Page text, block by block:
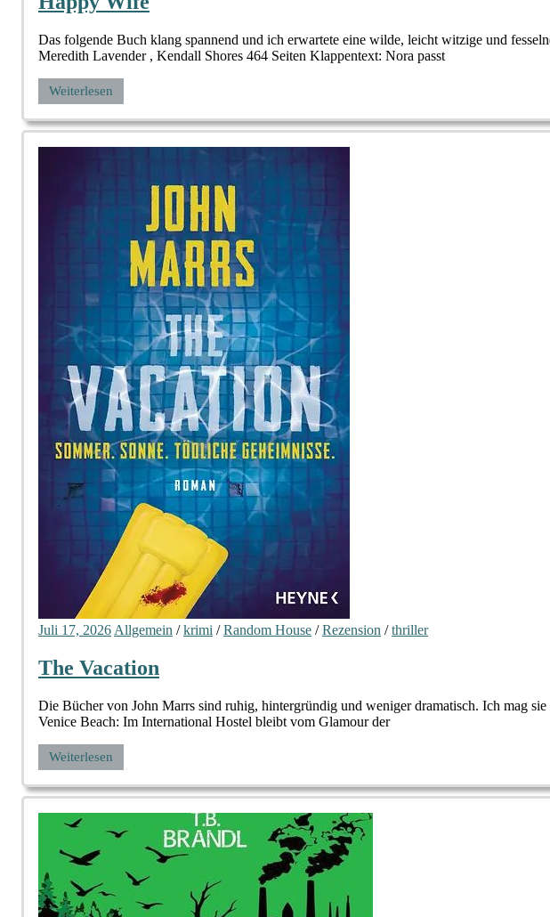
Das folgende Buch klang spannend und ich erwartete eine wilde, leicht witzige und
Meredith Lavender , Kendall Shores 464 Seiten Klappentext: Nora passt
Weiterlesen
Juli 17, 2026 Allgemein /krimi /Random House /Rezension /thriller
The Vacation
Die Bücher von John Marrs sind ruhig, hintergründig und weniger dramatisch. Ich mag
Venice Beach: Im International Hostel bleibt vom Glamour der
Weiterlesen